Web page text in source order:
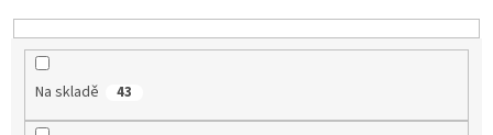
u
Na skladě 43